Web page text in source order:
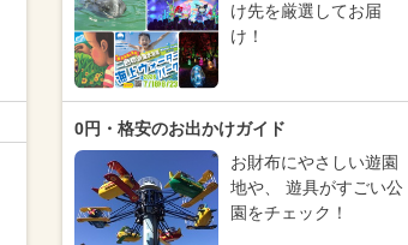
け先を厳選してお届
け！
0円・格安のお出かけガイド
お財布にやさしい遊園
地や、 遊具がすごい公
園をチェック！